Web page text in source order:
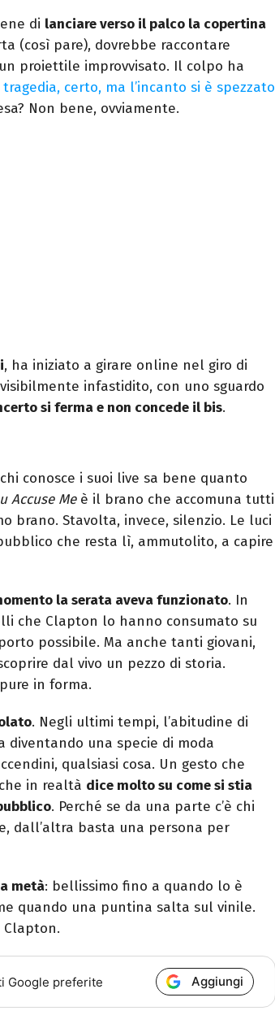
di lanciare verso il palco la copertina
(così pare), dovrebbe raccontare
proiettile improvvisato. Il colpo ha
certo, ma l’incanto si è spezzato
Non bene, ovviamente.
, ha iniziato a girare online nel giro di
infastidito, con uno sguardo
si ferma e non concede il bis.
conosce i suoi live sa bene quanto
Accuse Meè il brano che accomuna tutti
brano. Stavolta, invece, silenzio. Le luci
che resta lì, ammutolito, a capire
la serata aveva funzionato. In
che Clapton lo hanno consumato su
possibile. Ma anche tanti giovani,
dal vivo un pezzo di storia.
in forma.
. Negli ultimi tempi, l’abitudine di
una specie di moda
qualsiasi cosa. Un gesto che
in realtà dice molto su come si stia
. Perché se da una parte c’è chi
dall’altra basta una persona per
metà: bellissimo fino a quando lo è
quando una puntina salta sul vinile.
Google preferite Aggiungi